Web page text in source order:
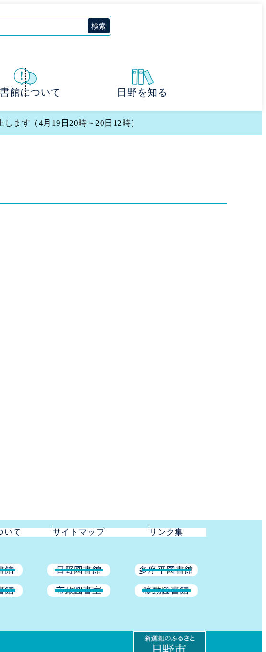
館について 日野を知る
ます（4月19日20時～20日12時）
いて サイトマップ リンク集
館 日野図書館 多摩平図書館
館 市政図書室 移動図書館